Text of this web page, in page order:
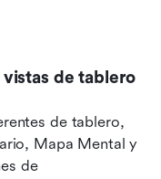
de tablero
de tablero,
Mapa Mental y
de